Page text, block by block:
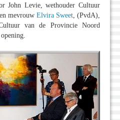
John Levie, wethouder Cultuur
mevrouw Elvira Sweet, (PvdA),
van de Provincie Noord